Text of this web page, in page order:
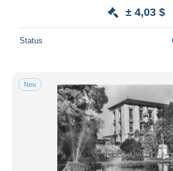
± 4,03 $
Status
Neu